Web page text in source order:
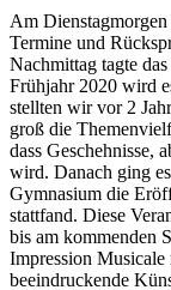
Am
Termine und
Nachmittag tagte
Frühjahr 2020 wird
stellten wir vor 2
groß die
dass Geschehnisse,
wird. Danach ging
Gymnasium die
stattfand. Diese
bis am kommenden
Impression
beeindruckende